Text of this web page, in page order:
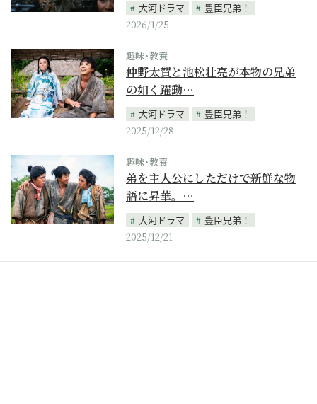
大河ドラマ
豊臣兄弟！
2026/1/25
趣味･教養
仲野太賀と池松壮亮が本物の兄弟
の如く躍動…
大河ドラマ
豊臣兄弟！
2025/12/28
趣味･教養
弟を主人公にしただけで新鮮な物
語に昇華。…
大河ドラマ
豊臣兄弟！
2025/12/21